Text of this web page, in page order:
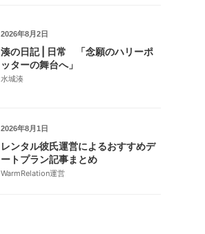
2026年8月2日
湊の日記 | 日常 「念願のハリーポ
ッターの舞台へ」
水城湊
2026年8月1日
レンタル彼氏運営によるおすすめデ
ートプラン記事まとめ
WarmRelation運営